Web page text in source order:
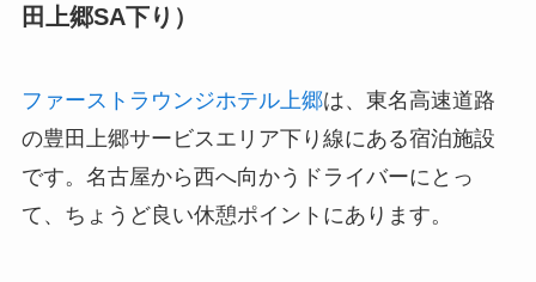
田上郷SA下り）
ファーストラウンジホテル上郷は、東名高速道路
の豊田上郷サービスエリア下り線にある宿泊施設
です。名古屋から西へ向かうドライバーにとっ
て、ちょうど良い休憩ポイントにあります。